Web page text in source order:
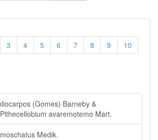
3 4 5 6 7 8 9
10
(Gomes) Barneby &
avaremotemo Mart.
Medik.